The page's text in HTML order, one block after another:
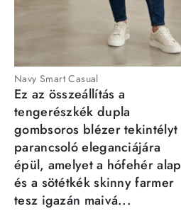
Navy Smart Casual
Ez az összeállítás a
tengerészkék dupla
gombsoros blézer tekintélyt
parancsoló eleganciájára
épül, amelyet a hófehér alap
és a sötétkék skinny farmer
tesz igazán maivá...